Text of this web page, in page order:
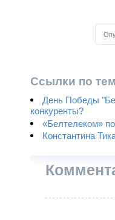
Ссылки по
День Победы
конкуренты?
«Белтелеком»
Константина